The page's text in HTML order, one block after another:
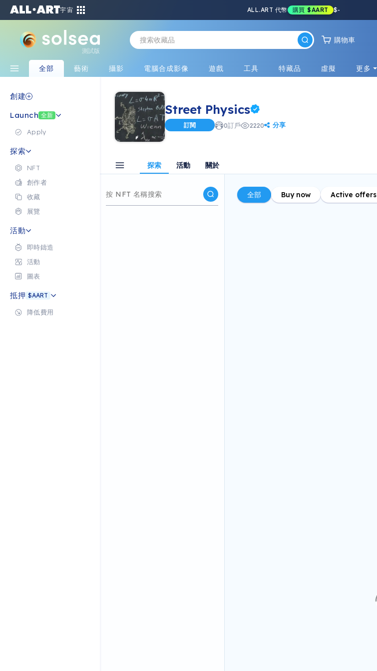
宇宙 ALL.ART 代幣 購買 $AART $-
測試版
購物車
全部 藝術 攝影 電腦合成影像 遊戲 工具 特藏品 虛擬 更多
創建
Launch 全新
Apply
探索
NFT
創作者
收藏
展覽
活動
即時鑄造
活動
圖表
抵押 $AART
降低費用
Street Physics
訂閱 0訂戶 2220 分享
探索 活動 關於
全部 Buy now Active offers